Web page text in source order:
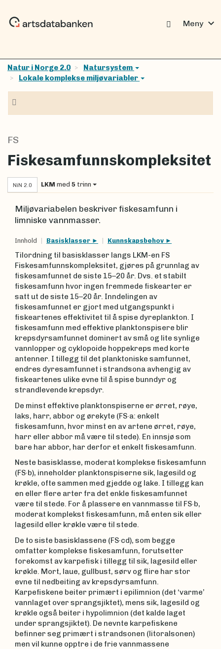
Meny expand_more
Natur i Norge 2.0
Natursystem
Lokale komplekse miljøvariabler
FS
Fiskesamfunnskompleksitet
NiN 2.0 LKM med 5 trinn
Miljøvariabelen beskriver fiskesamfunn i
limniske vannmasser.
Innhold Basisklasser Kunnskapsbehov
Tilordning til basisklasser langs LKM-en FS
Fiskesamfunnskompleksitet, gjøres på grunnlag av
fiskesamfunnet de siste 15–20 år. Dvs. et stabilt
fiskesamfunn hvor ingen fremmede fiskearter er
satt ut de siste 15–20 år. Inndelingen av
fiskesamfunnet er gjort med utgangspunkt i
fiskeartenes effektivitet til å spise dyreplankton. I
fiskesamfunn med effektive planktonspisere blir
krepsdyrsamfunnet dominert av små og lite synlige
vannlopper og cyklopoide hoppekreps med korte
antenner. I tillegg til det planktoniske samfunnet,
endres dyresamfunnet i strandsona avhengig av
fiskeartenes ulike evne til å spise bunndyr og
strandlevende krepsdyr.
De minst effektive planktonspiserne er ørret, røye,
laks, harr, abbor og ørekyte (FS·a: enkelt
fiskesamfunn, hvor minst en av artene ørret, røye,
harr eller abbor må være til stede). En innsjø som
bare har abbor, har derfor et enkelt fiskesamfunn.
Neste basisklasse, moderat komplekse fiskesamfunn
(FS·b), inneholder planktonspiserne sik, lagesild og
krøkle, ofte sammen med gjedde og lake. I tillegg kan
en eller flere arter fra det enkle fiskesamfunnet
være til stede. For å plassere en vannmasse til FS·b,
moderat komplekst fiskesamfunn, må enten sik eller
lagesild eller krøkle være til stede.
De to siste basisklassene (FS·cd), som begge
omfatter komplekse fiskesamfunn, forutsetter
forekomst av karpefisk i tillegg til sik, lagesild eller
krøkle. Mort, laue, gullbust, sørv og flire har stor
evne til nedbeiting av krepsdyrsamfunn.
Karpefiskene beiter primært i epilimnion (det ‘varme’
vannlaget over sprangsjiktet), mens sik, lagesild og
krøkle også beiter i hypolimnion (det kalde laget
under sprangsjiktet). De nevnte karpefiskene
befinner seg primært i strandsonen (litoralsonen)
men vil kunne opptre i de frie vannmassene